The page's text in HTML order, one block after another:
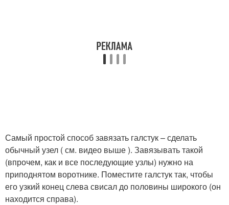
Самый простой способ завязать галстук – сделать
обычный узел ( см. видео выше ). Завязывать такой
(впрочем, как и все последующие узлы) нужно на
приподнятом воротнике. Поместите галстук так, чтобы
его узкий конец слева свисал до половины широкого (он
находится справа).